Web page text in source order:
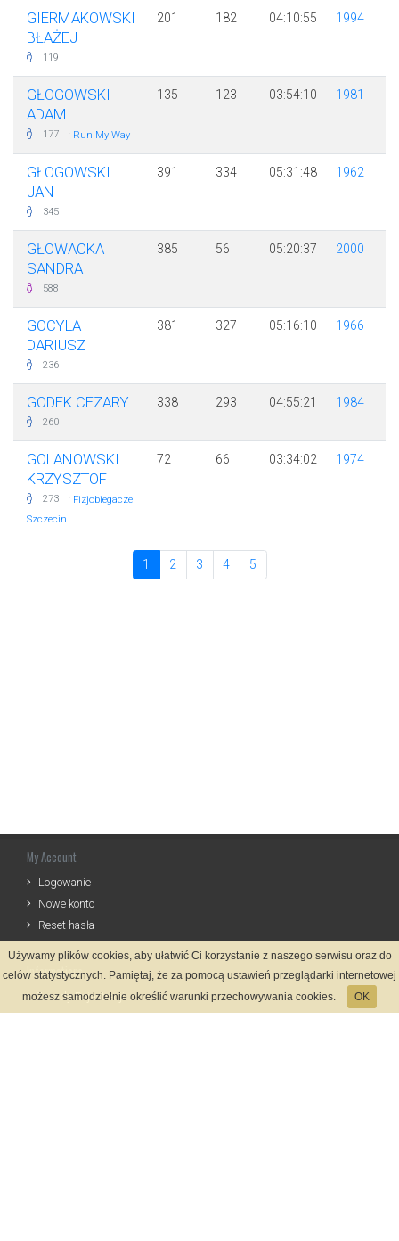
GIERMAKOWSKI
BŁAŻEJ
119
201 182 04:10:55 1994
GŁOGOWSKI
ADAM
177 · Run My Way
135 123 03:54:10 1981
GŁOGOWSKI
JAN
345
391 334 05:31:48 1962
GŁOWACKA
SANDRA
588
385 56 05:20:37 2000
GOCYLA
DARIUSZ
236
381 327 05:16:10 1966
GODEK CEZARY
260
338 293 04:55:21 1984
GOLANOWSKI
KRZYSZTOF
273 · Fizjobiegacze
Szczecin
72 66 03:34:02 1974
1 2 3 4 5
My Account
Logowanie
Nowe konto
Reset hasła
Informations
Zasady Rejestracji
Używamy plików cookies, aby ułatwić Ci korzystanie z naszego serwisu oraz do
celów statystycznych. Pamiętaj, że za pomocą ustawień przeglądarki internetowej
możesz samodzielnie określić warunki przechowywania cookies.
OK